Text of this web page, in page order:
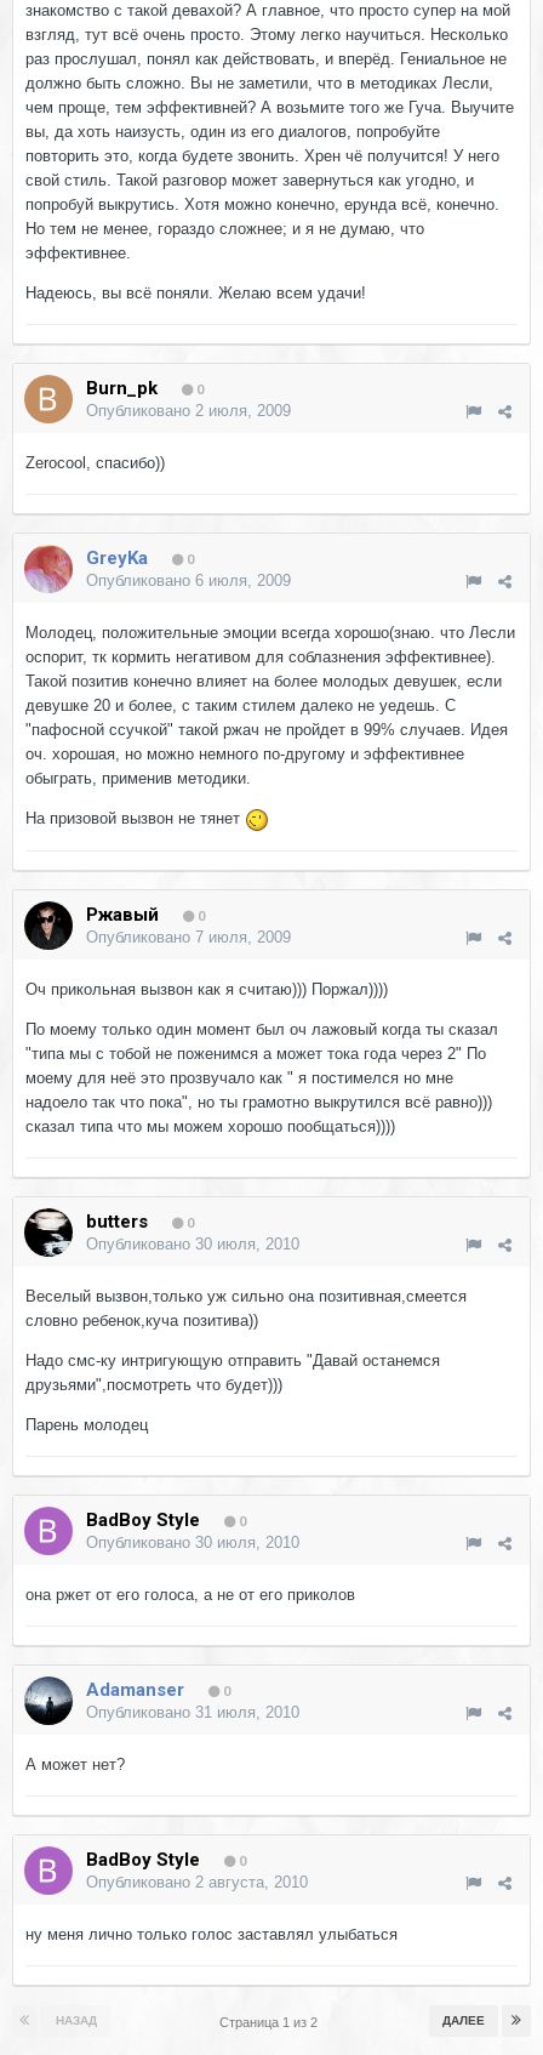
знакомство с такой девахой? А главное, что просто супер на мой
взгляд, тут всё очень просто. Этому легко научиться. Несколько
раз прослушал, понял как действовать, и вперёд. Гениальное не
должно быть сложно. Вы не заметили, что в методиках Лесли,
чем проще, тем эффективней? А возьмите того же Гуча. Выучите
вы, да хоть наизусть, один из его диалогов, попробуйте
повторить это, когда будете звонить. Хрен чё получится! У него
свой стиль. Такой разговор может завернуться как угодно, и
попробуй выкрутись. Хотя можно конечно, ерунда всё, конечно.
Но тем не менее, гораздо сложнее; и я не думаю, что
эффективнее.
Надеюсь, вы всё поняли. Желаю всем удачи!
Burn_pk 0
Опубликовано 2 июля, 2009
Zеroсoоl, спасибо))
GreyKa 0
Опубликовано 6 июля, 2009
Молодец, положительные эмоции всегда хорошо(знаю. что Лесли
оспорит, тк кормить негативом для соблазнения эффективнее).
Такой позитив конечно влияет на более молодых девушек, если
девушке 20 и более, с таким стилем далеко не уедешь. С
"пафосной ссучкой" такой ржач не пройдет в 99% случаев. Идея
оч. хорошая, но можно немного по-другому и эффективнее
обыграть, применив методики.
На призовой вызвон не тянет
Ржавый 0
Опубликовано 7 июля, 2009
Оч прикольная вызвон как я считаю))) Поржал))))
По моему только один момент был оч лажовый когда ты сказал
"типа мы с тобой не поженимся а может тока года через 2" По
моему для неё это прозвучало как " я постимелся но мне
надоело так что пока", но ты грамотно выкрутился всё равно)))
сказал типа что мы можем хорошо пообщаться))))
butters 0
Опубликовано 30 июля, 2010
Веселый вызвон,только уж сильно она позитивная,смеется
словно ребенок,куча позитива))
Надо смс-ку интригующую отправить "Давай останемся
друзьями",посмотреть что будет)))
Парень молодец
BadBoy Style 0
Опубликовано 30 июля, 2010
она ржет от его голоса, а не от его приколов
Adamanser 0
Опубликовано 31 июля, 2010
А может нет?
BadBoy Style 0
Опубликовано 2 августа, 2010
ну меня лично только голос заставлял улыбаться
НАЗАД ДАЛЕЕ
Страница 1 из 2